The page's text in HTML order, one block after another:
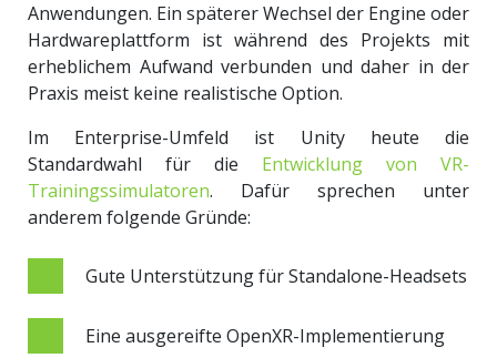
Anwendungen. Ein späterer Wechsel der Engine oder
Hardwareplattform ist während des Projekts mit
erheblichem Aufwand verbunden und daher in der
Praxis meist keine realistische Option.
Im Enterprise-Umfeld ist Unity heute die
Standardwahl für die Entwicklung von VR-
Trainingssimulatoren. Dafür sprechen unter
anderem folgende Gründe:
Gute Unterstützung für Standalone-Headsets
Eine ausgereifte OpenXR-Implementierung